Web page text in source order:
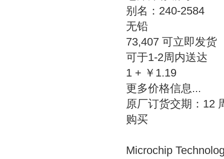
别名：240-2584
无铅
73,407 可立即发货
可于1-2周内送达
1 + ￥1.19
更多价格信息...
原厂订货交期：12
购买
Microchip